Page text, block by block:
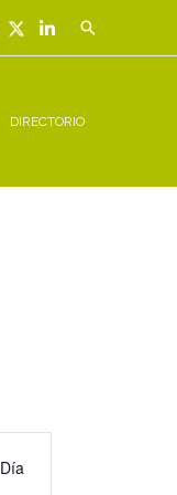
Buscar
DIRECTORIO
Día